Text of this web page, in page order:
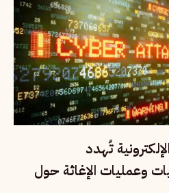
تُهدد
وعمليات الإغاثة حول